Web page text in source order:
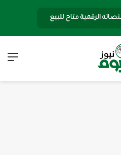
الرقمية متاح للبيع